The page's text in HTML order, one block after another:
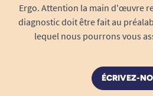
Ergo. Attention la main d'œuvre
diagnostic doit être fait au
lequel nous pourrons vous
ÉCRIVEZ-